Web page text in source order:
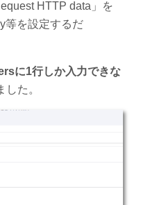
HTTP data」を
等を設定するだ
に1行しか入力できな
た。